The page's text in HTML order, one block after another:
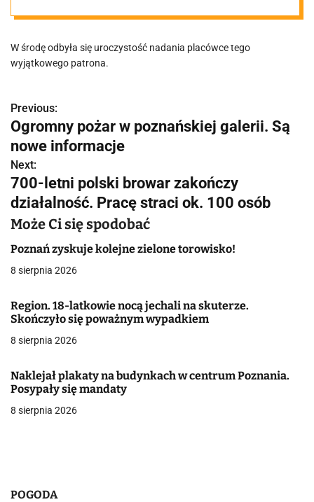
prezydenta
W środę odbyła się uroczystość nadania placówce tego
wyjątkowego patrona.
N
a
w
i
g
a
c
j
a
p
i
Previous:
Ogromny pożar w poznańskiej galerii. Są
nowe informacje
Next:
700-letni polski browar zakończy
działalność. Pracę straci ok. 100 osób
Może Ci się spodobać
Poznań zyskuje kolejne zielone torowisko!
8 sierpnia 2026
Region. 18-latkowie nocą jechali na skuterze.
Skończyło się poważnym wypadkiem
8 sierpnia 2026
Naklejał plakaty na budynkach w centrum Poznania.
Posypały się mandaty
8 sierpnia 2026
POGODA